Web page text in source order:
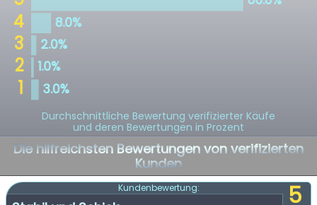
Durchschnittliche Bewertung verifizierter Käufe
und deren Bewertungen in Prozent
Die hilfreichsten Bewertungen von verifizierten
Kunden
5
Kundenbewertung: